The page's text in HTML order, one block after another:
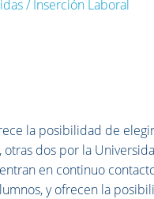
/ Inserción Laboral
la posibilidad de
dos por la
en continuo
y ofrecen la